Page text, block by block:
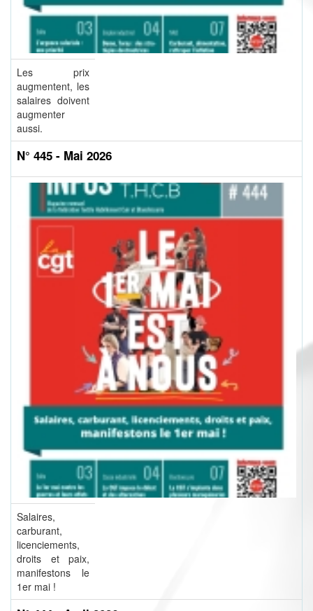
Les prix
augmentent, les
salaires doivent
augmenter
aussi.
N° 445 - Mai 2026
Salaires,
carburant,
licenciements,
droits et paix,
manifestons le
1er mai !